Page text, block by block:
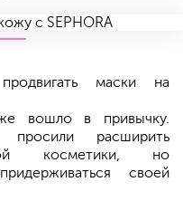
маски на
вошло в привычку.
просили расширить
косметики, но
своей